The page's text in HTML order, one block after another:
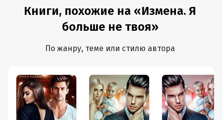
Книги, похожие на «Измена. Я
больше не твоя»
По жанру, теме или стилю автора